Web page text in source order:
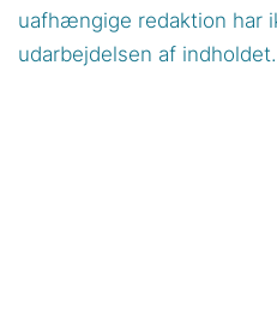
uafhængige redaktion har
udarbejdelsen af indholdet.